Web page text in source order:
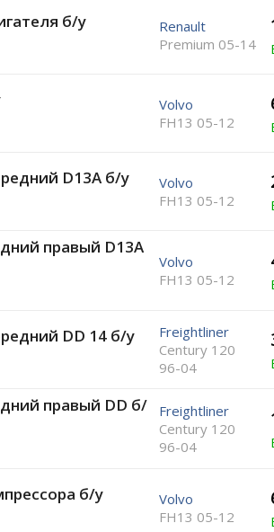
б/у
Renault
Premium 05-14
Volvo
FH13 05-12
D13А б/у
Volvo
FH13 05-12
правый D13A
Volvo
FH13 05-12
DD 14 б/у
Freightliner
Century 120
96-04
правый DD б/
Freightliner
Century 120
96-04
б/у
Volvo
FH13 05-12